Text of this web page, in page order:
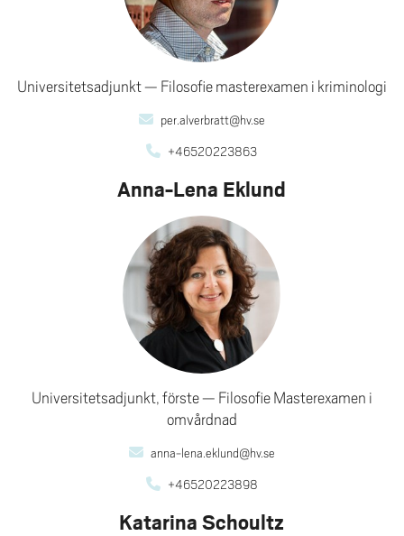
Universitetsadjunkt Filosofie masterexamen i kriminologi
per.alverbratt@hv.se
+46520223863
Anna-Lena Eklund
Universitetsadjunkt, förste
Filosofie Masterexamen i
omvårdnad
anna-lena.eklund@hv.se
+46520223898
Katarina Schoultz